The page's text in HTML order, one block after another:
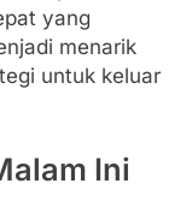
yang
menarik
untuk keluar
Ini